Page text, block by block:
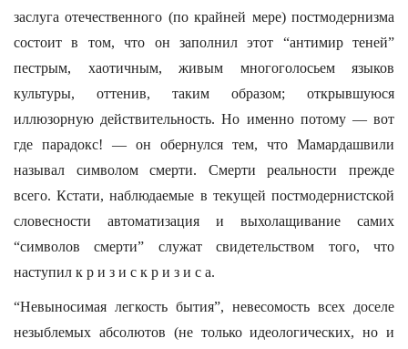
заслуга отечественного (по крайней мере) постмодернизма
состоит в том, что он заполнил этот “антимир теней”
пестрым, хаотичным, живым многоголосьем языков
культуры, оттенив, таким образом; открывшуюся
иллюзорную действительность. Но именно потому — вот
где парадокс! — он обернулся тем, что Мамардашвили
называл символом смерти. Смерти реальности прежде
всего. Кстати, наблюдаемые в текущей постмодернистской
словесности автоматизация и выхолащивание самих
“символов смерти” служат свидетельством того, что
наступил к р и з и с к р и з и с а.
“Невыносимая легкость бытия”, невесомость всех доселе
незыблемых абсолютов (не только идеологических, но и